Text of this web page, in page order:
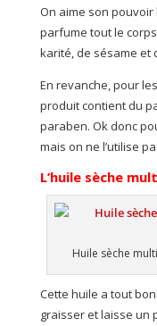
On aime son
parfume tout le
karité, de sésame et
En revanche, pour
produit contient du
paraben. Ok donc
mais on ne l’utilise
L’huile sèche
Huile sèche
Cette huile a tout
graisser et laisse un